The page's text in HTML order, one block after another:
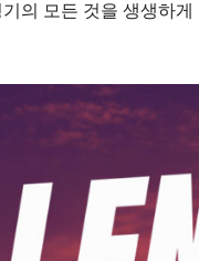
의 모든 것을 생생하